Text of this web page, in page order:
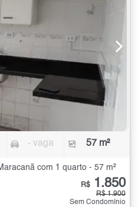
- vaga 57 m²
com 1 quarto - 57 m²
R$ 1.850
R$ 1.900
Sem Condomínio